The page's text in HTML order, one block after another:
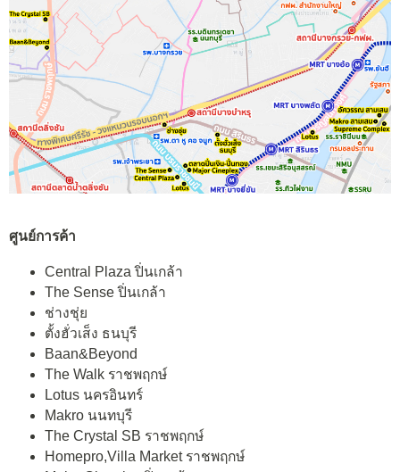
ศูนย์การค้า
Central Plaza ปิ่นเกล้า
The Sense ปิ่นเกล้า
ช่างชุ่ย
ตั้งฮั่วเส็ง ธนบุรี
Baan&Beyond
The Walk ราชพฤกษ์
Lotus นครอินทร์
Makro นนทบุรี
The Crystal SB ราชพฤกษ์
Homepro,Villa Market ราชพฤกษ์